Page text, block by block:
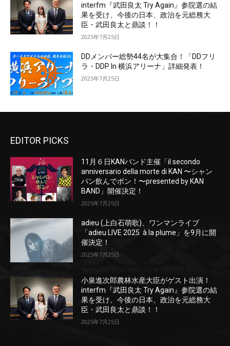
interfm『武田良太 Try Again』参院選の結
果を受け、今後の日本、政治を元総務大
臣・武田良太と鼎談！！
2025年7月25日
DDメンバー総勢44名が大集合！「DDフリ
ラ・DDP In 横浜アリーナ」詳細発表！
2025年7月25日
EDITOR PICKS
11月６日KANバンド主催「il secondo
anniversario della morte di KAN 〜シャン
パン飲んでポン！〜presented by KAN
BAND」開催決定！
2025年7月25日
adieu (上白石萌歌)、ワンマンライブ
「adieu LIVE 2025 à la plume」を9月に開
催決定！
2025年7月25日
小泉進次郎農林水産大臣がゲスト出演！
interfm『武田良太 Try Again』参院選の結
果を受け、今後の日本、政治を元総務大
臣・武田良太と鼎談！！
2025年7月25日